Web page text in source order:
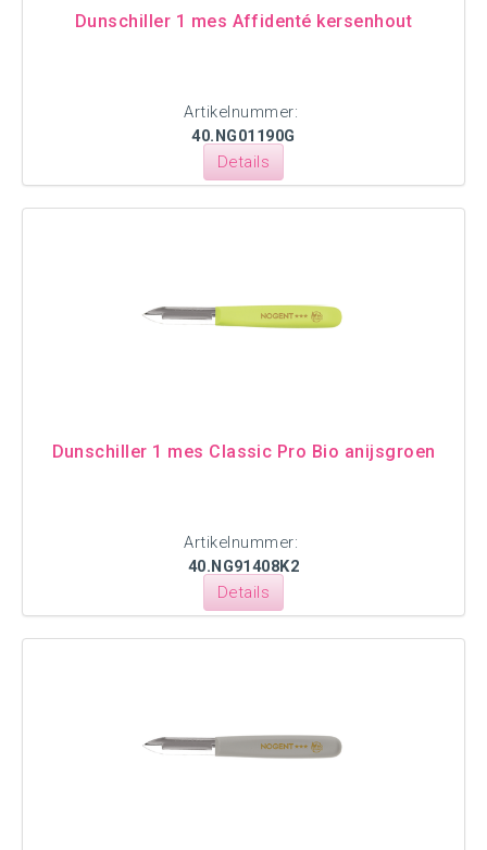
Dunschiller 1 mes Affidenté kersenhout
Artikelnummer:
40.NG01190G
Details
Dunschiller 1 mes Classic Pro Bio anijsgroen
Artikelnummer:
40.NG91408K2
Details